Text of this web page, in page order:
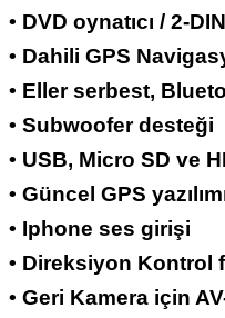
• DVD oynatıcı / 2-DIN
• Dahili GPS
• Eller serbest,
• Subwoofer desteği
• USB, Micro SD ve
• Güncel GPS
• Iphone ses girişi
• Direksiyon Kontrol
• Geri Kamera için